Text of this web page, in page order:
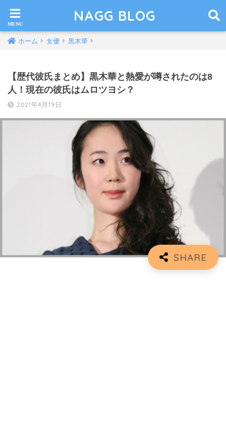
NAGG BLOG
ホーム 女優 黒木華
【歴代彼氏まとめ】黒木華と熱愛が噂されたのは8
人！現在の彼氏はムロツヨシ？
2021年4月19日